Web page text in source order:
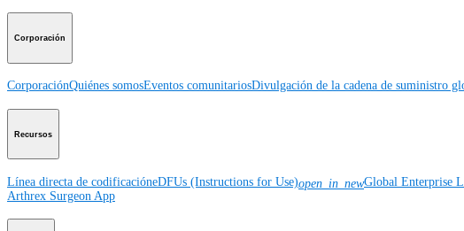
Corporación
CorporaciónQuiénes somosEventos comunitariosDivulgación de la cadena de suministro
Recursos
Línea directa de codificacióneDFUs (Instructions for Use)open_in_newGlobal Enterprise
Arthrex Surgeon App